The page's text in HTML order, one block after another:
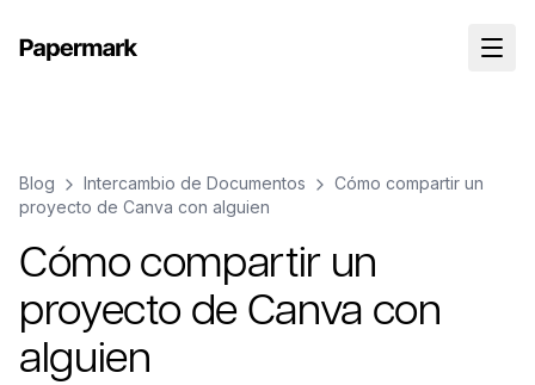
Blog Intercambio de Documentos
Cómo compartir un
proyecto de Canva con alguien
Cómo compartir un
proyecto de Canva con
alguien